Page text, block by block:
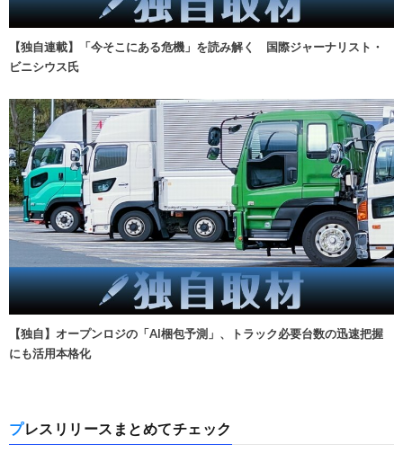
【独自連載】「今そこにある危機」を読み解く 国際ジャーナリスト・
ビニシウス氏
【独自】オープンロジの「AI梱包予測」、トラック必要台数の迅速把握
にも活用本格化
プレスリリースまとめてチェック